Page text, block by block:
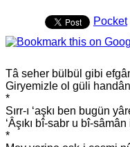
Pocket
Tâ seher bülbül gibi
Giryemizle ol güli
*
Sırr-ı ‘aşkı ben bugün
‘Âşıkı bî-sabr u bî-
*